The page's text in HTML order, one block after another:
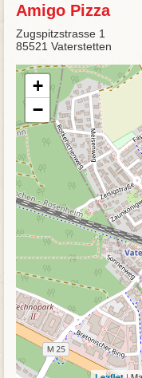
Amigo Pizza
Zugspitzstrasse 1
85521 Vaterstetten
+
−